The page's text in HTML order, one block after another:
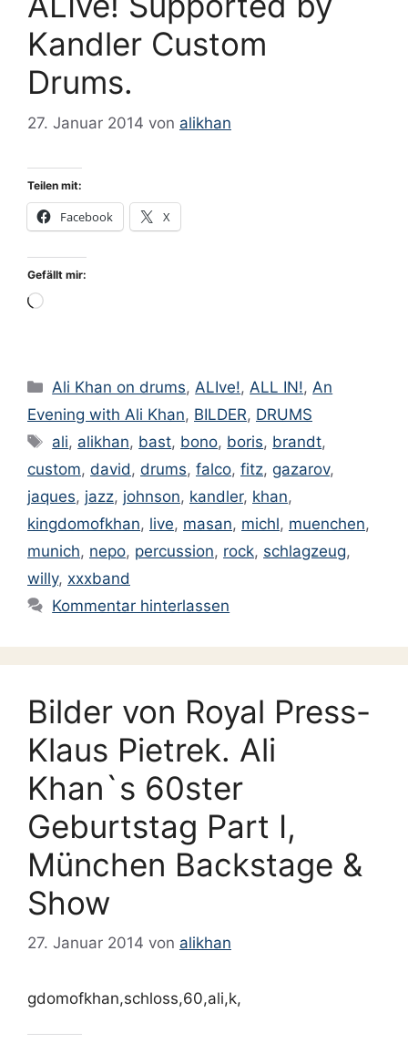
Kandler Custom
Drums.
27. Januar 2014 von alikhan
Teilen mit:
Facebook X
Gefällt mir:
Wird
Kategorien
Ali Khan on drums, ALIve!, ALL IN!, An
Evening with Ali Khan, BILDER, DRUMS
Schlagwörter
ali, alikhan, bast, bono, boris, brandt,
custom, david , drums, falco, fitz, gazarov,
jaques, jazz, johnson, kandler, khan,
kingdomofkhan, live, masan, michl, muenchen,
munich, nepo, percussion, rock, schlagzeug,
willy, xxxband
Kommentar hinterlassen
Bilder von Royal Press-
Klaus Pietrek. Ali
Khan`s 60ster
Geburtstag Part I,
München Backstage &
Show
27. Januar 2014 von alikhan
gdomofkhan,schloss,60,ali,k,